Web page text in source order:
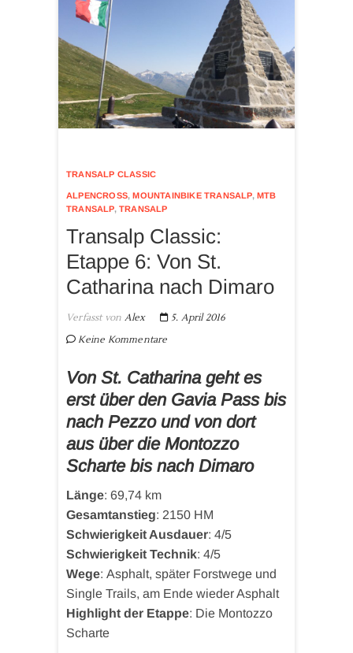
TRANSALP CLASSIC
ALPENCROSS,MOUNTAINBIKE TRANSALP,MTB
TRANSALP,TRANSALP
Transalp Classic:
Etappe 6: Von St.
Catharina nach Dimaro
Verfasst von Alex
5. April 2016
Keine Kommentare
Von St. Catharina geht es
erst über den Gavia Pass bis
nach Pezzo und von dort
aus über die Montozzo
Scharte bis nach Dimaro
Länge: 69,74 km
Gesamtanstieg: 2150 HM
Schwierigkeit Ausdauer: 4/5
Schwierigkeit Technik: 4/5
Wege: Asphalt, später Forstwege und
Single Trails, am Ende wieder Asphalt
Highlight der Etappe: Die Montozzo
Scharte